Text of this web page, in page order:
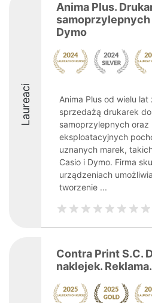
Laureaci
Anima Plus.
samoprzylepnych
Dymo
Anima Plus od wielu lat
sprzedażą drukarek
samoprzylepnych oraz
eksploatacyjnych
uznanych marek,
Casio i Dymo. Firma
urządzeniach
tworzenie ...
Contra Print S.C.
naklejek. Reklama.